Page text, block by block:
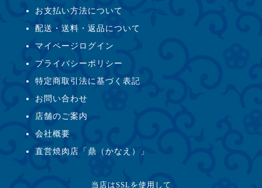
お支払い方法について
配送・送料・返品について
マイページログイン
プライバシーポリシー
特定商取引法に基づく表記
お問い合わせ
店舗のご案内
会社概要
直営焼肉店「鼎（かなえ）」
当店はSSLを使用して